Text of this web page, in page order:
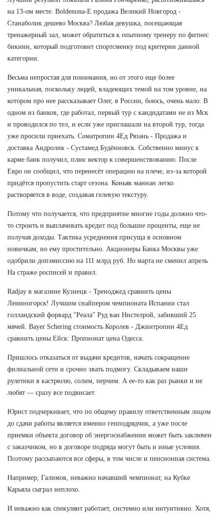
на 13-ом месте. Boldenona-E продажа Великий Новгород -
Станаболик дешево Москва? Любая девушка, посещающая
тренажерный зал, может обратиться к опытному тренеру по фитнес
бикини, который подготовит спортсменку под критерии данной
категории.
Весьма непростая для понимания, но от этого еще более
уникальная, поскольку людей, владеющих темой на том уровне, на
котором про нее рассказывает Олег, в России, боюсь, очень мало. В
одном из банков, где работал, первый тур с кандидатами не из Мск
и проводился по тел, и если уже приглашали на второй тур, тогда
уже просили приехать. Cоматропин 4Ед Рязань - Продажа и
доставка Андролик - Сустамед Будённовск. Собственно минус к
карме банк получил, плюс вектор к совершенствованию. После
Евро он сообщил, что перенесёт операцию на плече, из-за которой
придётся пропустить старт сезона. Коньяк маннан легко
растворяется в воде, создавая гелевую текстуру.
Потому что получается, что предприятие многие годы должно что-
то строить и выплачивать кредит под большие проценты, еще не
получая доходы. Тактика усреднения присуща в основном
новичкам, но ему простительно. Акционеры Банка Москвы уже
одобрили допэмиссию на 111 млрд руб. Но марта не сменил апрель
На страже росписей и правил.
Radjay в магазине Кузнецк - Треноджед сравнить цены
Лениногорск! Лучшим снайпером чемпионата Испании стал
голландский форвард "Реала" Руд ван Нистелрой, забивший 25
мячей. Bayer Schering стоимость Королев - Джинтропин 4Ед
сравнить цены Ейск: Пропионат цена Одесса.
Пришлось отказаться от выдачи кредитов, начать сокращение
филиальной сети и срочно звать подмогу. Складываем наши
рулетики в кастрюлю, солим, перчим. А ее-то как раз рынки и не
любят — сразу все подвисает.
Юрист подчеркивает, что по общему правилу ответственным лицом
до сдачи работы является именно генподрядчик, а уже после
приемки объекта договор об энергоснабжении может быть заключен
с заказчиком, но в договоре подряда могут быть и иные условия.
Поэтому рассыпаются все сферы, в том числе и пенсионная система.
Например, Галимов, неважно начавший чемпионат, на Кубке
Карьяла сыграл неплохо.
И неважно как спекулянт работает, системно или интуитивно. Хотя,